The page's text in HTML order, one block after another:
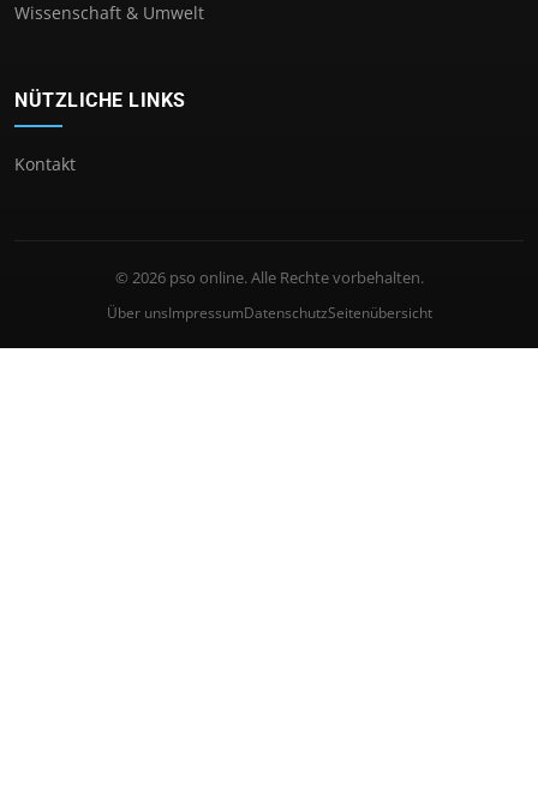
Wissenschaft & Umwelt
NÜTZLICHE LINKS
Kontakt
© 2026 pso online. Alle Rechte vorbehalten.
Über unsImpressumDatenschutzSeitenübersicht